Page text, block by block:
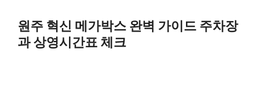
content
원주 혁신 메가박스 완벽 가이드 주차장
과 상영시간표 체크